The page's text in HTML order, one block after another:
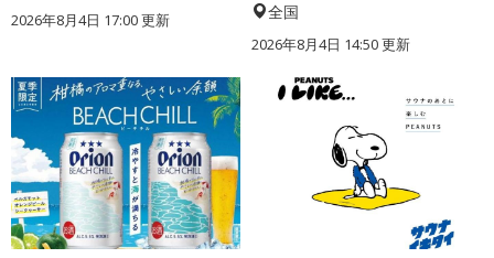
2026年8月4日 17:00更新 全国
2026年8月4日 14:50更新